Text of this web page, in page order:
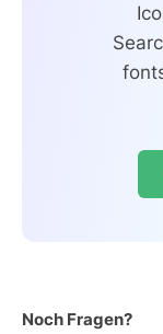
Noch Fragen?